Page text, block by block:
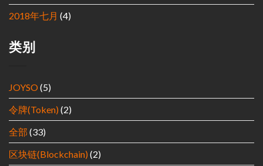
2018年七月 (4)
类别
JOYSO(5)
令牌(Token) (2)
全部 (33)
区块链(Blockchain) (2)